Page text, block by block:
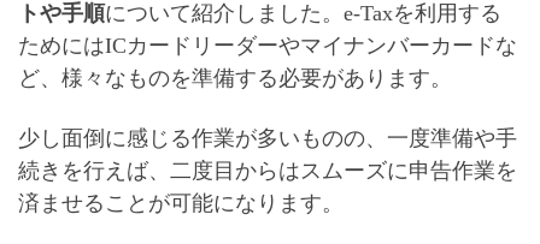
トや手順について紹介しました。e-Taxを利用する
ためにはICカードリーダーやマイナンバーカードな
ど、様々なものを準備する必要があります。
少し面倒に感じる作業が多いものの、一度準備や手
続きを行えば、二度目からはスムーズに申告作業を
済ませることが可能になります。